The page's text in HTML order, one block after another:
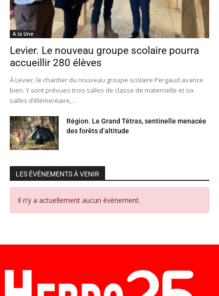
A la Une
Levier. Le nouveau groupe scolaire pourra
accueillir 280 élèves
À Levier, le chantier du nouveau groupe scolaire Pergaud avance
bien. Y sont prévues trois salles de classe de maternelle et six
salles d’élémentaire,...
Région. Le Grand Tétras, sentinelle menacée
des forêts d’altitude
LES ÉVÉNEMENTS À VENIR
Il n’y a actuellement aucun évènement.